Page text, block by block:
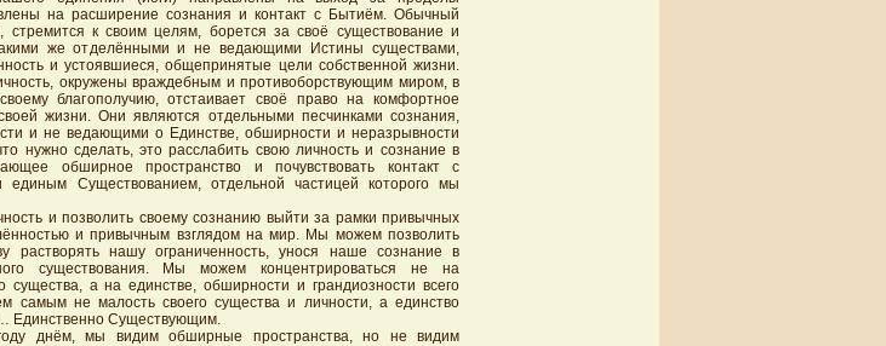
на расширение сознания и контакт с Бытиём. Обычный
к своим целям, борется за своё существование и
же отделёнными и не ведающими Истины существами,
и устоявшиеся, общепринятые цели собственной жизни.
окружены враждебным и противоборствующим миром, в
благополучию, отстаивает своё право на комфортное
жизни. Они являются отдельными песчинками сознания,
и не ведающими о Единстве, обширности и неразрывности
нужно сделать, это расслабить свою личность и сознание в
обширное пространство и почувствовать контакт с
Существованием, отдельной частицей которого мы
и позволить своему сознанию выйти за рамки привычных
и привычным взглядом на мир. Мы можем позволить
растворять нашу ограниченность, унося наше сознание в
существования. Мы можем концентрироваться не на
существа, а на единстве, обширности и грандиозности всего
самым не малость своего существа и личности, а единство
Единственно Существующим.
днём, мы видим обширные пространства, но не видим